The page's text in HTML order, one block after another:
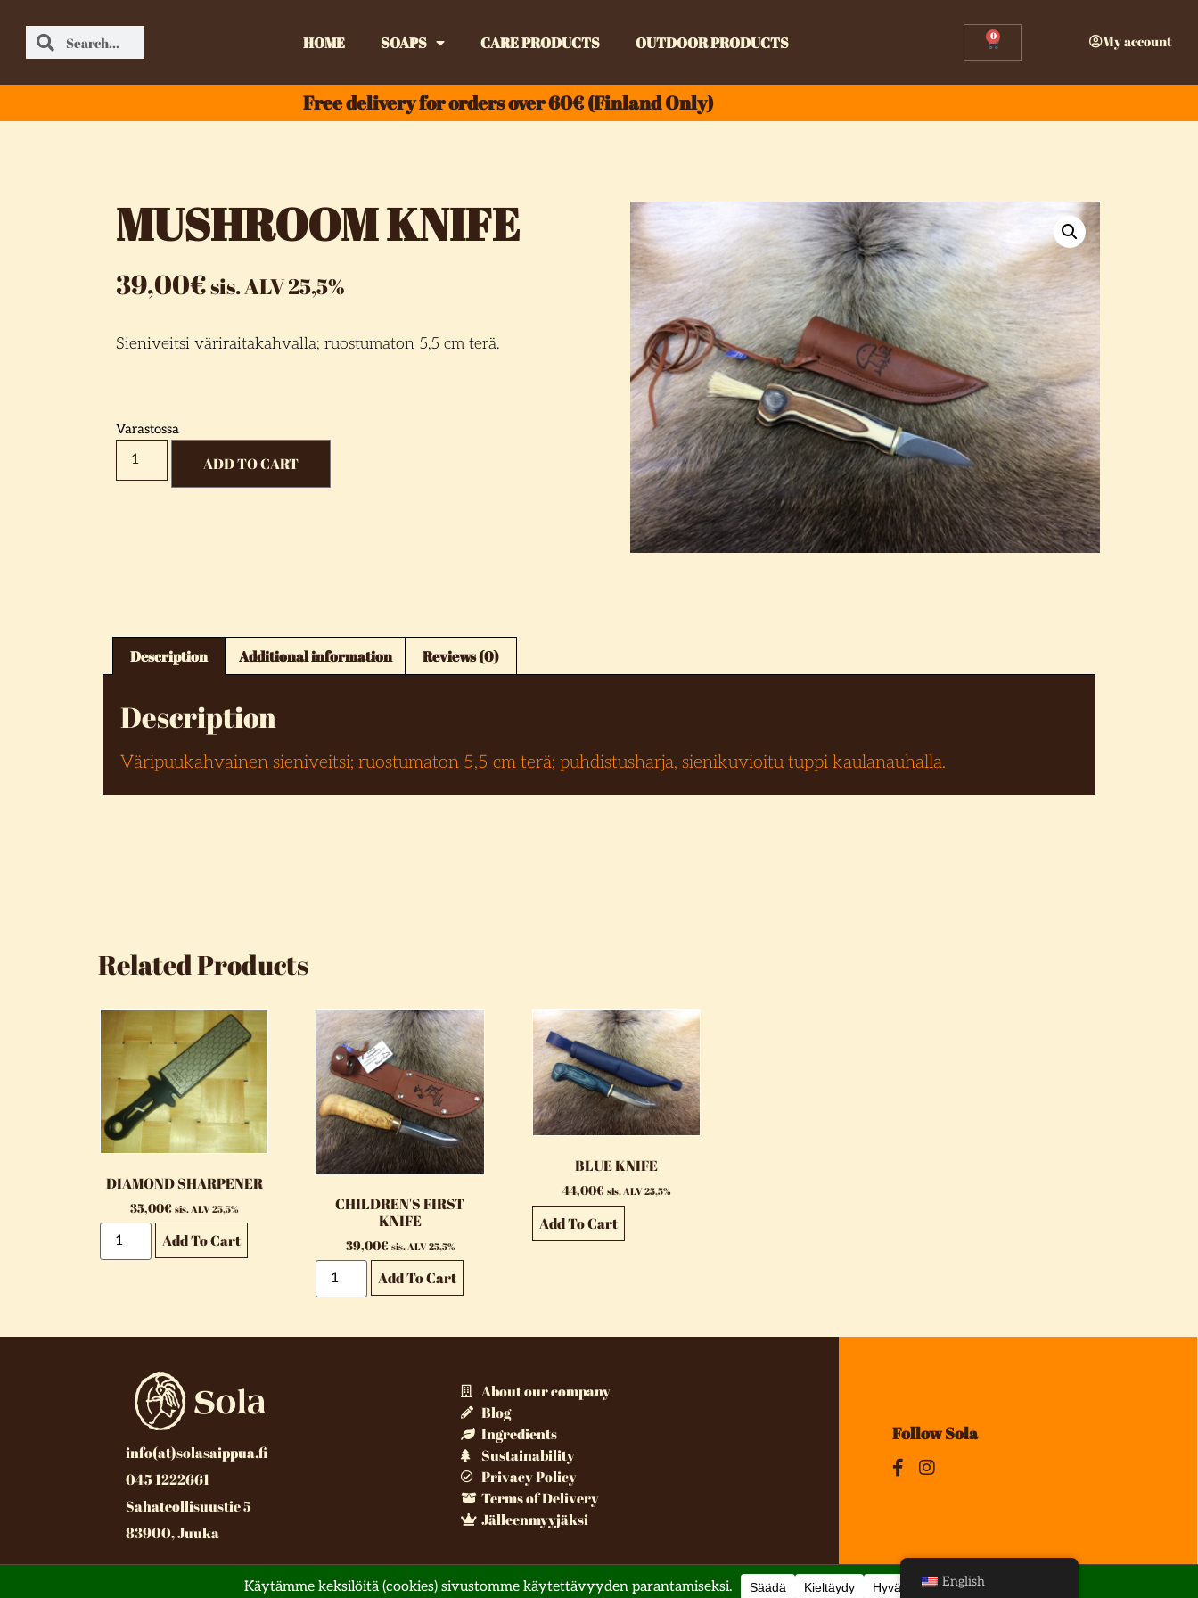
HOME SOAPS CARE PRODUCTS OUTDOOR PRODUCTS 0 My account
Free delivery for orders over 60€ (Finland Only)
MUSHROOM KNIFE
39,00€sis. ALV 25,5%
Sieniveitsi väriraitakahvalla; ruostumaton 5,5 cm terä.
Varastossa
ADD TO CART
Description Additional information Reviews (0)
Description
Väripuukahvainen sieniveitsi; ruostumaton 5,5 cm terä; puhdistusharja, sienikuvioitu tuppi kaulanauhalla.
Related Products
DIAMOND SHARPENER
35,00€ sis. ALV 25,5%
Add To Cart
CHILDREN'S FIRST
KNIFE
39,00€ sis. ALV 25,5%
Add To Cart
BLUE KNIFE
44,00€ sis. ALV 25,5%
Add To Cart
info(at)solasaippua.fi
045 1222661
Sahateollisuustie 5
83900, Juuka
About our company
Blog
Ingredients
Sustainability
Privacy Policy
Terms of Delivery
Jälleenmyyjäksi
Follow Sola
English